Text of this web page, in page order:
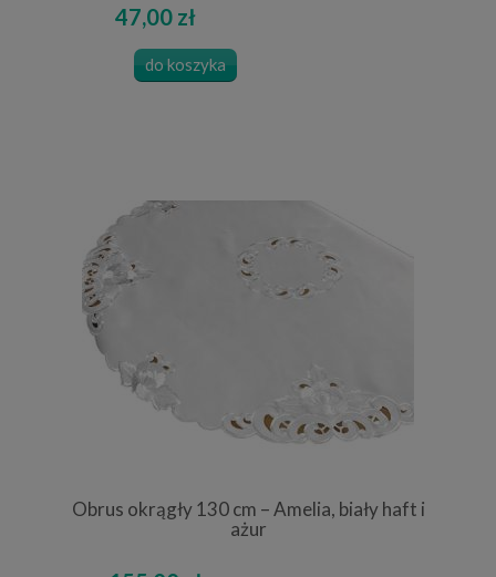
47,00 zł
do koszyka
Obrus okrągły 130 cm – Amelia, biały haft i
ażur